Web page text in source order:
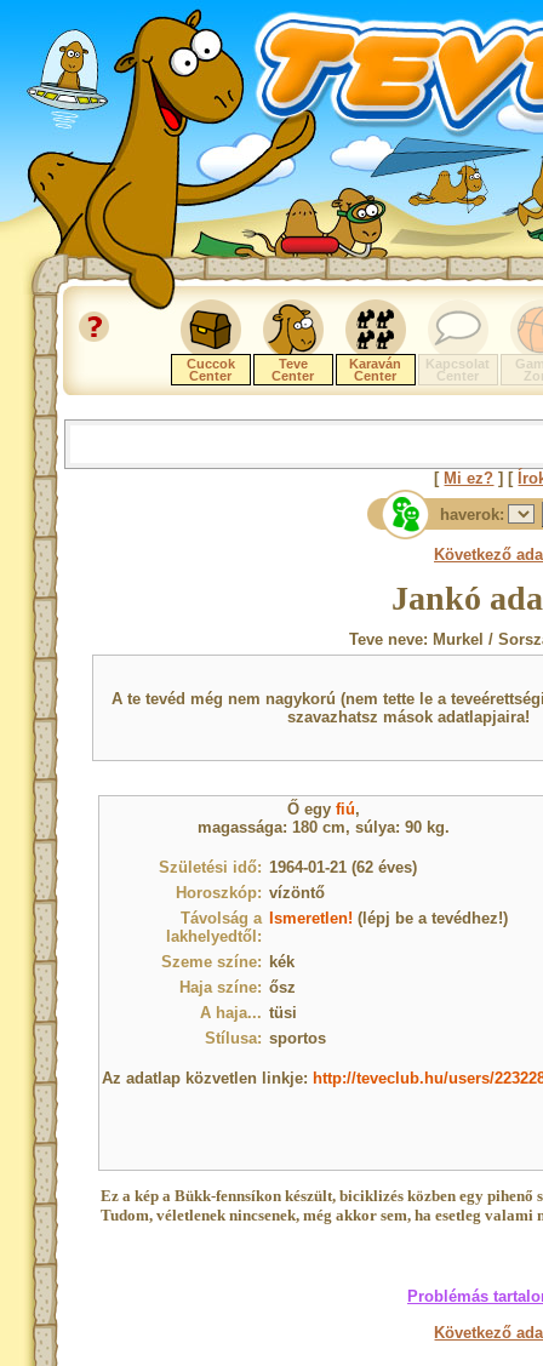
Cuccok
Center
Teve
Center
Karaván
Center
Kapcsolat
Center
[ Mi ez? ] [
haverok:
Következő
Jankó
Teve neve: Murkel /
A te tevéd még nem nagykorú (nem tette le a
szavazhatsz mások adatlapjaira!
Ő egyfiú,
magassága: 180 cm, súlya: 90 kg.
Születési idő: 1964-01-21 (62 éves)
Horoszkóp: vízöntő
Távolság a
lakhelyedtől:
Ismeretlen! (lépj be a tevédhez!)
Szeme színe: kék
Haja színe: ősz
A haja... tüsi
Stílusa: sportos
Az adatlap közvetlen linkje: http://teveclub.hu/users/
Ez a kép a Bükk-fennsíkon készült, biciklizés közben egy pihenő
Tudom, véletlenek nincsenek, még akkor sem, ha esetleg valami
Problémás
Következő